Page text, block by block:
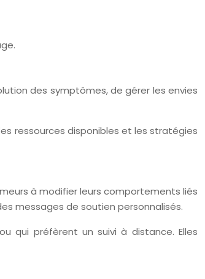
des symptômes, de gérer les envies
ressources disponibles et les stratégies
à modifier leurs comportements liés
messages de soutien personnalisés.
qui préfèrent un suivi à distance. Elles